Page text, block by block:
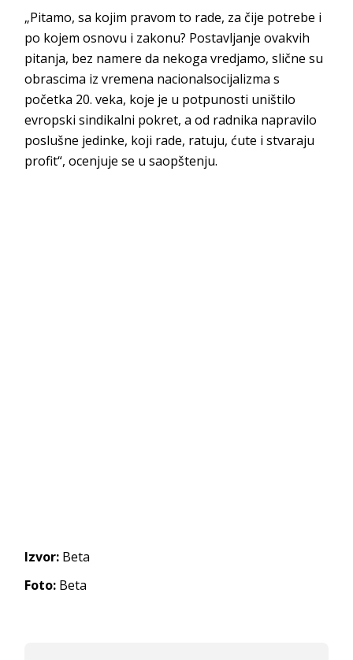
„Pitamo, sa kojim pravom to rade, za čije potrebe i
po kojem osnovu i zakonu? Postavljanje ovakvih
pitanja, bez namere da nekoga vredjamo, slične su
obrascima iz vremena nacionalsocijalizma s
početka 20. veka, koje je u potpunosti uništilo
evropski sindikalni pokret, a od radnika napravilo
poslušne jedinke, koji rade, ratuju, ćute i stvaraju
profit“, ocenjuje se u saopštenju.
Izvor: Beta
Foto: Beta